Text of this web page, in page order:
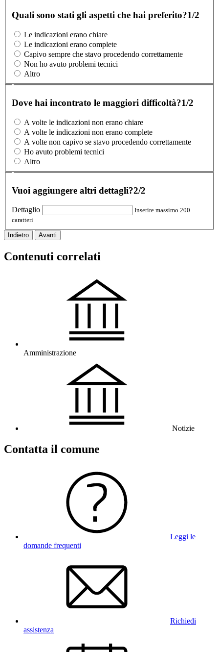
Quali sono stati gli aspetti che hai preferito?1/2
Le indicazioni erano chiare
Le indicazioni erano complete
Capivo sempre che stavo procedendo correttamente
Non ho avuto problemi tecnici
Altro
Dove hai incontrato le maggiori difficoltà?1/2
A volte le indicazioni non erano chiare
A volte le indicazioni non erano complete
A volte non capivo se stavo procedendo correttamente
Ho avuto problemi tecnici
Altro
Vuoi aggiungere altri dettagli?2/2
Dettaglio
Inserire massimo 200
caratteri
Indietro Avanti
Contenuti correlati
Amministrazione
Notizie
Contatta il comune
Leggi le
domande frequenti
Richiedi
assistenza